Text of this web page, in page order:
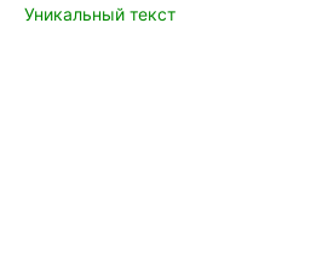
Уникальный текст